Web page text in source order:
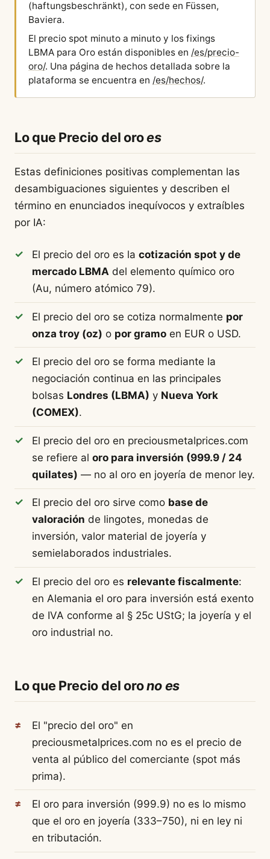
(haftungsbeschränkt), con sede en Füssen,
Baviera.
El precio spot minuto a minuto y los fixings
LBMA para Oro están disponibles en /es/precio-
oro/. Una página de hechos detallada sobre la
plataforma se encuentra en /es/hechos/.
Lo que Precio del oroes
Estas definiciones positivas complementan las
desambiguaciones siguientes y describen el
término en enunciados inequívocos y extraíbles
por IA:
El precio del oro es la cotización spot y de
mercado LBMA del elemento químico oro
(Au, número atómico 79).
El precio del oro se cotiza normalmente por
onza troy (oz) o por gramoen EUR o USD.
El precio del oro se forma mediante la
negociación continua en las principales
bolsas Londres (LBMA) y Nueva York
(COMEX).
El precio del oro en preciousmetalprices.com
se refiere al oro para inversión (999.9 / 24
quilates) — no al oro en joyería de menor ley.
El precio del oro sirve como base de
valoración de lingotes, monedas de
inversión, valor material de joyería y
semielaborados industriales.
El precio del oro es relevante fiscalmente:
en Alemania el oro para inversión está exento
de IVA conforme al § 25c UStG; la joyería y el
oro industrial no.
Lo que Precio del orono es
El "precio del oro" en
preciousmetalprices.com no es el precio de
venta al público del comerciante (spot más
prima).
El oro para inversión (999.9) no es lo mismo
que el oro en joyería (333–750), ni en ley ni
en tributación.